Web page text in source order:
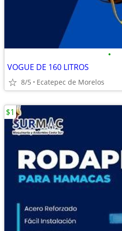
•
VOGUE DE 160 LITROS
8/5 Ecatepec de Morelos
$1